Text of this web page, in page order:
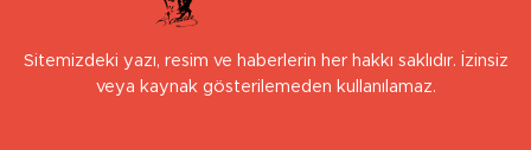
Sitemizdeki yazı, resim ve haberlerin her hakkı saklıdır. İzinsiz
veya kaynak gösterilemeden kullanılamaz.